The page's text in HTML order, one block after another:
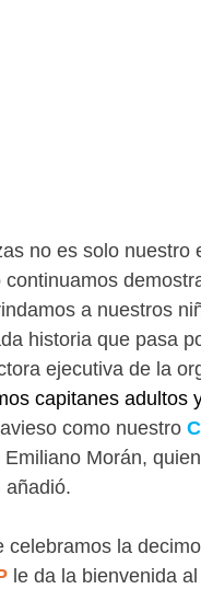
no es solo
a nuestros
historia que pasa
ejecutiva de la
capitanes adultos
como nuestro C
Emiliano Morán,
añadió.
celebramos la
le da la bienvenida